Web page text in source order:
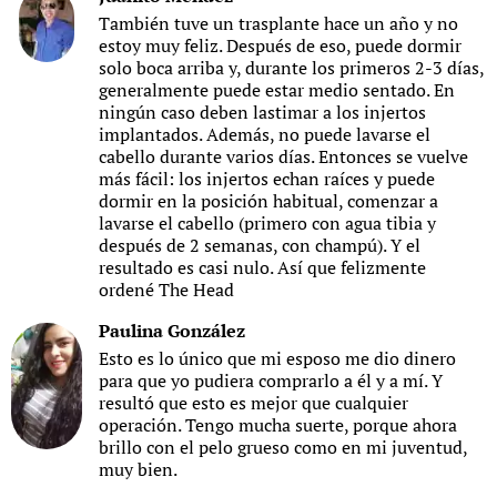
También tuve un trasplante hace un año y no
estoy muy feliz. Después de eso, puede dormir
solo boca arriba y, durante los primeros 2-3 días,
generalmente puede estar medio sentado. En
ningún caso deben lastimar a los injertos
implantados. Además, no puede lavarse el
cabello durante varios días. Entonces se vuelve
más fácil: los injertos echan raíces y puede
dormir en la posición habitual, comenzar a
lavarse el cabello (primero con agua tibia y
después de 2 semanas, con champú). Y el
resultado es casi nulo. Así que felizmente
ordené The Head
Paulina González
Esto es lo único que mi esposo me dio dinero
para que yo pudiera comprarlo a él y a mí. Y
resultó que esto es mejor que cualquier
operación. Tengo mucha suerte, porque ahora
brillo con el pelo grueso como en mi juventud,
muy bien.